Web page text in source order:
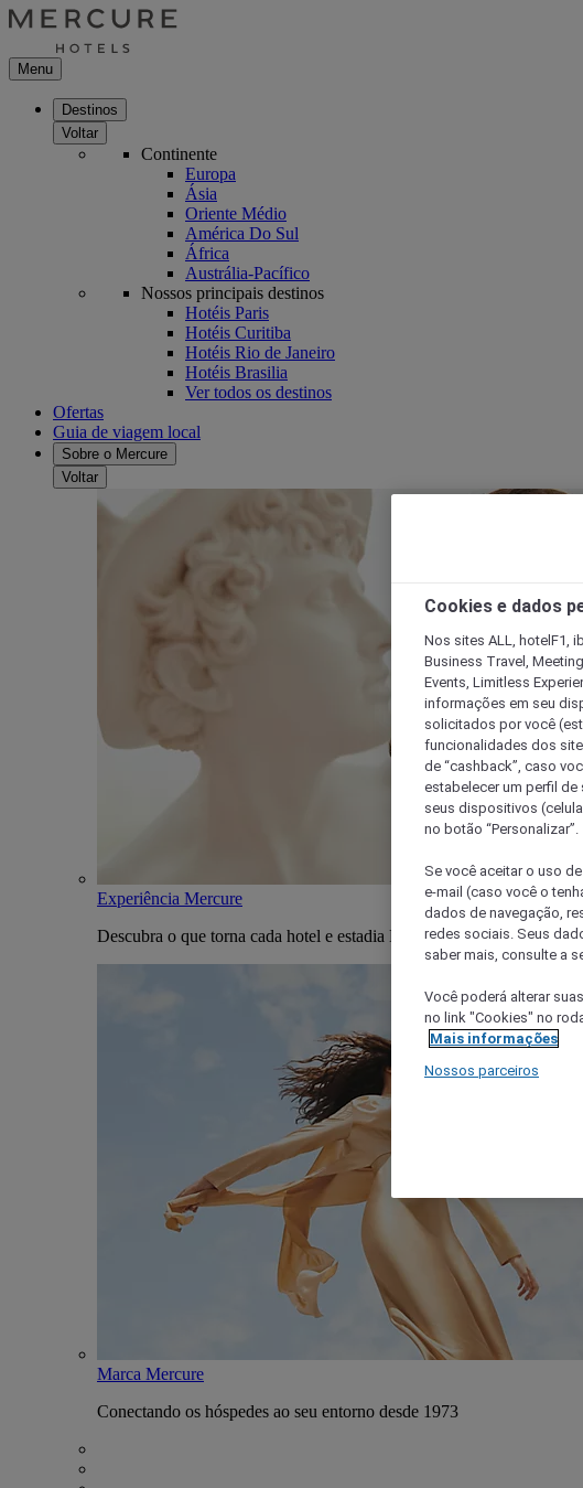
Menu
Destinos
Voltar
Continente
Europa
Ásia
Oriente Médio
América Do Sul
África
Austrália-Pacífico
Nossos principais destinos
Hotéis Paris
Hotéis Curitiba
Hotéis Rio de Janeiro
Hotéis Brasilia
Ver todos os destinos
Ofertas
Guia de viagem local
Sobre o Mercure
Voltar
Experiência Mercure
Descubra o que torna cada hotel e estadia Mercure única
Marca Mercure
Conectando os hóspedes ao seu entorno desde 1973
Cookies e dados
Nos sites ALL, hotelF1,
Business Travel,
Events, Limitless
informações em seu
solicitados por você
funcionalidades dos
de “cashback”, caso
estabelecer um perfil
seus dispositivos
no botão “Personalizar”.
Se você aceitar o uso
e-mail (caso você o
dados de navegação,
redes sociais. Seus
saber mais, consulte a
Você poderá alterar
no link "Cookies" no
Mais informações
Nossos parceiros